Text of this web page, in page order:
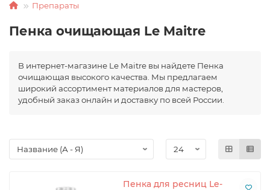
Препараты
Пенка очищающая Le Maitre
В интернет-магазине Le Maitre вы найдете Пенка
очищающая высокого качества. Мы предлагаем
широкий ассортимент материалов для мастеров,
удобный заказ онлайн и доставку по всей России.
Пенка для ресниц Le-